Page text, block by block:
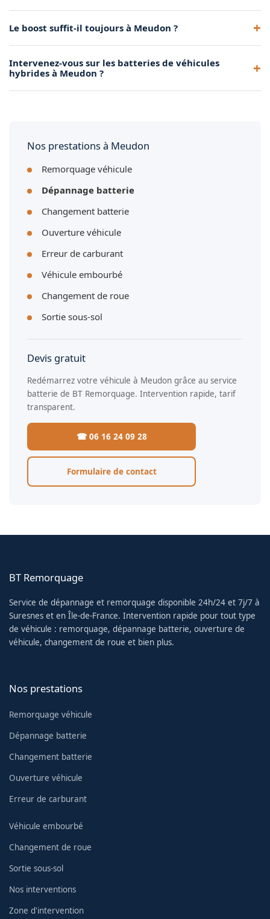
une fois notre technicien sur place. Le diagnostic complet
peut ajouter quelques minutes supplémentaires.
Le boost suffit-il toujours à Meudon ?
immédiatement. Si la batterie est trop usée, nous vous
proposons un remplacement sur place pour repartir
Intervenez-vous sur les batteries de véhicules
hybrides à Meudon ?
notre service.
Nos prestations à Meudon
Remorquage véhicule
Dépannage batterie
Changement batterie
Ouverture véhicule
Erreur de carburant
Véhicule embourbé
Changement de roue
Sortie sous-sol
Devis gratuit
Redémarrez votre véhicule à Meudon grâce au service
batterie de BT Remorquage. Intervention rapide, tarif
transparent.
☎ 06 16 24 09 28
Formulaire de contact
BT Remorquage
Service de dépannage et remorquage disponible 24h/24 et 7j/7 à
Suresnes et en Île-de-France. Intervention rapide pour tout type
de véhicule : remorquage, dépannage batterie, ouverture de
véhicule, changement de roue et bien plus.
Nos prestations
Remorquage véhicule
Dépannage batterie
Changement batterie
Ouverture véhicule
Erreur de carburant
Véhicule embourbé
Changement de roue
Sortie sous-sol
Nos interventions
Zone d'intervention